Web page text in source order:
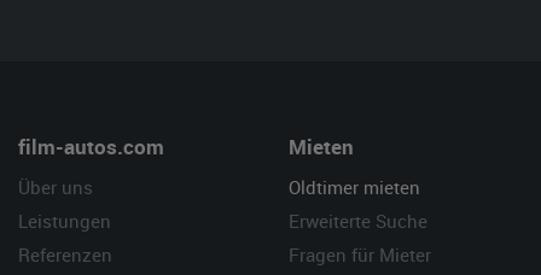
film-autos.com
Über uns
Leistungen
Referenzen
Mieten
Oldtimer mieten
Erweiterte Suche
Fragen für Mieter